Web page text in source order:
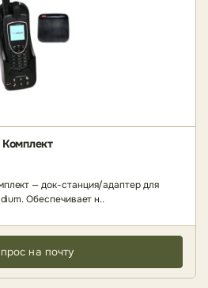
— док-станция/адаптер для
Обеспечивает н..
на почту